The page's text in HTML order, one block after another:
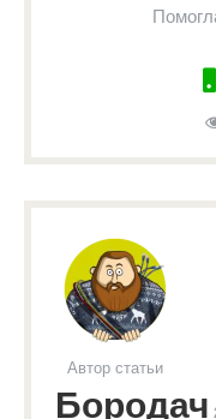
Автор статьи
Бородач